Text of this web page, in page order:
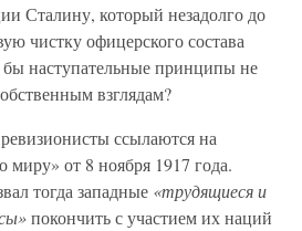
Сталину, который незадолго до
чистку офицерского состава
наступательные принципы не
взглядам?
ссылаются на
от 8 ноября 1917 года.
тогда западные «трудящиеся и
покончить с участием их наций